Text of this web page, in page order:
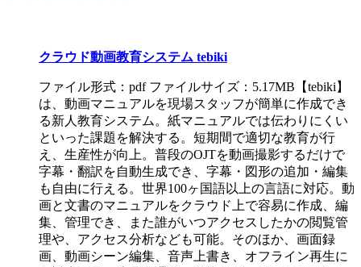
クラウド動画教育システム tebiki
ファイル形式：pdf ファイルサイズ：5.17MB 【tebiki】
は、動画マニュアルを現場スタッフが簡単に作成でき
る新人教育システム。紙マニュアルでは伝わりにくい
といった課題を解決する。短期間で適切な教育が行
え、生産性が向上。普段のOJTを動画撮影するだけで
字幕・翻訳を自動生成でき、字幕・図形の追加・編集
も自由に行える。世界100ヶ国語以上の言語に対応。動
画と文書のマニュアルをクラウド上で容易に作成、編
集、管理でき、また誰がいつアクセスしたかの閲覧管
理や、アクセス分析なども可能。そのほか、画面録
画、動画シーン編集、音声上書き、オフライン再生に